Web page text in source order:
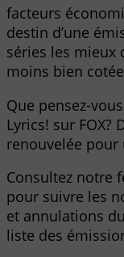
facteurs
destin d’une
séries les mieux
moins bien
Que pensez-
Lyrics! sur FOX?
renouvelée pour
Consultez notre
pour suivre les
et annulations
liste des